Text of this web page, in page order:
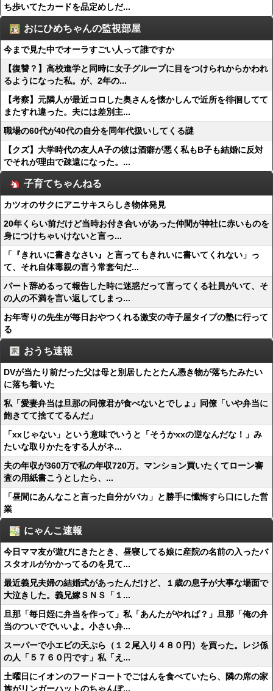
ち歩いてたカードを品定めしだ...
おにひめちゃんの監視部屋
今まで見た中でオーラすごい人って誰ですか
【復讐？】高校進学と同時に女子グループに目をつけられからかわれ
るようになった私。が、2年の...
【考察】元隣人が最近コロした奥さんを懐かしんで近所を徘徊してて
またすれ違った。夫には差別主...
職場の60代が40代の自分を同年代扱いしてくる謎
【クズ】大学時代の友人A子の彼は酒癖が悪く私もB子も結婚に反対
でそれが理由で疎遠になった。...
子育てちゃんねる
カツオのサクにアニサキスらしき物体発見
20年くらい前だけど当時お付き合いがあった仲間が神社に赤いものを
身につけちゃいけないと言っ...
「『きれいに書きなさい』と言ってもきれいに書いてくれない」っ
て、それ自体毒親の言う常套句だ...
パート辞めるって報告した時に迷惑だって言ってくる社員がいて、そ
の人の不満を言い返してしまっ...
お年寄りの先生が毎日おやつくれる激安の寺子屋タイプの塾に行って
る
おうち速報
DVが当たり前だった父は母と別居したとたん憑き物が落ちたみたい
に落ち着いた
私「愛妻弁当は旦那の同僚君が食べないとでしょ」同僚「いや弁当に
飽きてて捨ててるんだ」
「xxじゃない」という意味でいうと「そうかxxの逆なんだな！」み
たいな取りかたをする人がネ...
夫の年収が360万で私の年収720万。マンション買いたくてローン審
査の用紙書こうとしたら、...
「昼間にあんなこと言った自分がバカ」と勝手に懺悔すら口にした営
業
にゃんこ速報
今日ママ友が遊びにきたとき、昼寝してる娘に産院の名前の入ったバ
スタオルがかかってるのを見て...
最近義兄夫婦の結婚式があったんだけど、１歳の息子が大事な場面で
大泣きした。義兄嫁ＳＮＳ「１...
旦那「毎日姪に弁当を作って」私「あんたがやれば？」旦那「俺の弁
当のついででいいよ。小さい弁...
スーパーで小エビの天ぷら（１２尾入り４８０円）を買った。レジ係
の人「５７６０円です」私「え...
土曜日にイオンのフードコートでごはんを食べていたら、隣の席の家
族がリンガーハットのちゃんぽ...